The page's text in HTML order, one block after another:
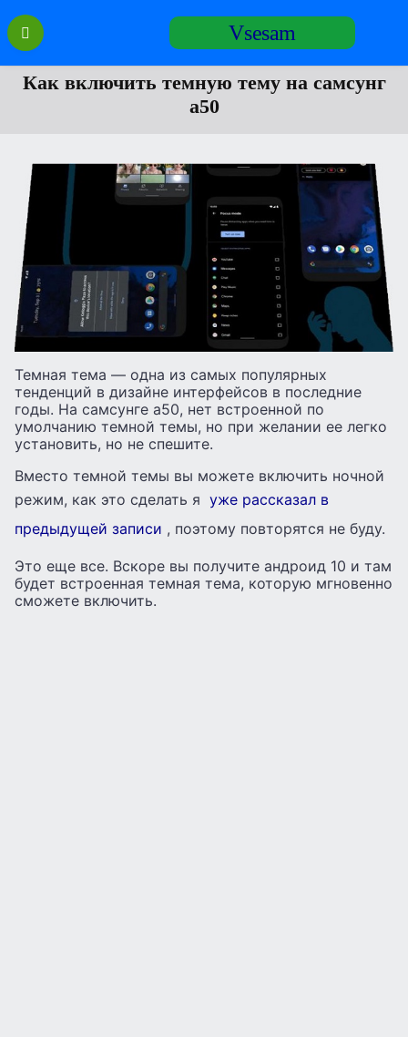
Перейти
содержанию
Vsesam
Как включить темную тему на самсунг
а50
Темная тема — одна из самых популярных
тенденций в дизайне интерфейсов в последние
годы. На самсунге а50, нет встроенной по
умолчанию темной темы, но при желании ее легко
установить, но не спешите.
Вместо темной темы вы можете включить ночной
режим, как это сделать я уже рассказал в
предыдущей записи , поэтому повторятся не буду.
Это еще все. Вскоре вы получите андроид 10 и там
будет встроенная темная тема, которую мгновенно
сможете включить.